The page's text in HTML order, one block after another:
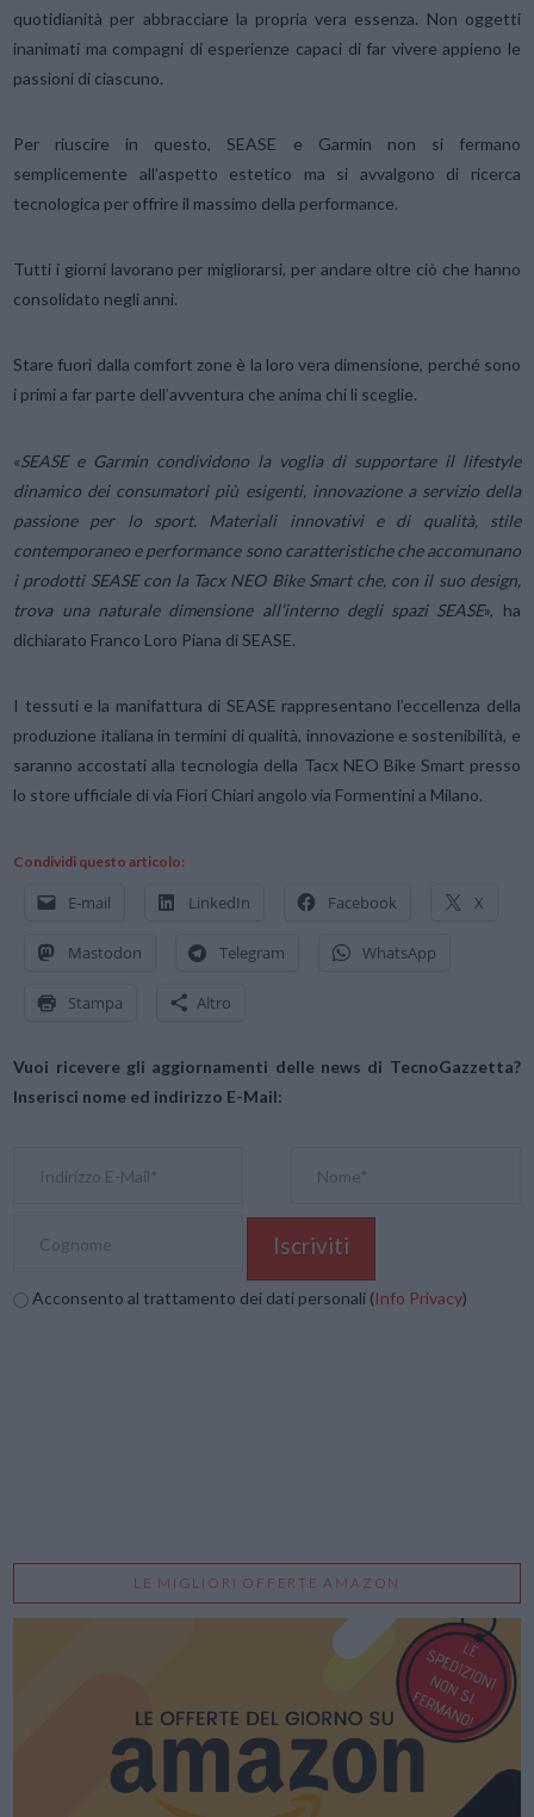
quotidianità per abbracciare la propria vera essenza. Non oggetti
inanimati ma compagni di esperienze capaci di far vivere appieno le
passioni di ciascuno.
Per riuscire in questo, SEASE e Garmin non si fermano
semplicemente all’aspetto estetico ma si avvalgono di ricerca
tecnologica per offrire il massimo della performance.
Tutti i giorni lavorano per migliorarsi, per andare oltre ciò che hanno
consolidato negli anni.
Stare fuori dalla comfort zone è la loro vera dimensione, perché sono
i primi a far parte dell’avventura che anima chi li sceglie.
«SEASE e Garmin condividono la voglia di supportare il lifestyle
dinamico dei consumatori più esigenti, innovazione a servizio della
passione per lo sport. Materiali innovativi e di qualità, stile
contemporaneo e performance sono caratteristiche che accomunano
i prodotti SEASE con la Tacx NEO Bike Smart che, con il suo design,
trova una naturale dimensione all’interno degli spazi SEASE», ha
dichiarato Franco Loro Piana di SEASE.
I tessuti e la manifattura di SEASE rappresentano l’eccellenza della
produzione italiana in termini di qualità, innovazione e sostenibilità, e
saranno accostati alla tecnologia della Tacx NEO Bike Smart presso
lo store ufficiale di via Fiori Chiari angolo via Formentini a Milano.
Condividi questo articolo:
E-mail LinkedIn Facebook X
Mastodon Telegram WhatsApp
Stampa Altro
Vuoi ricevere gli aggiornamenti delle news di TecnoGazzetta?
Inserisci nome ed indirizzo E-Mail:
Acconsento al trattamento dei dati personali (Info Privacy)
LE MIGLIORI OFFERTE AMAZON